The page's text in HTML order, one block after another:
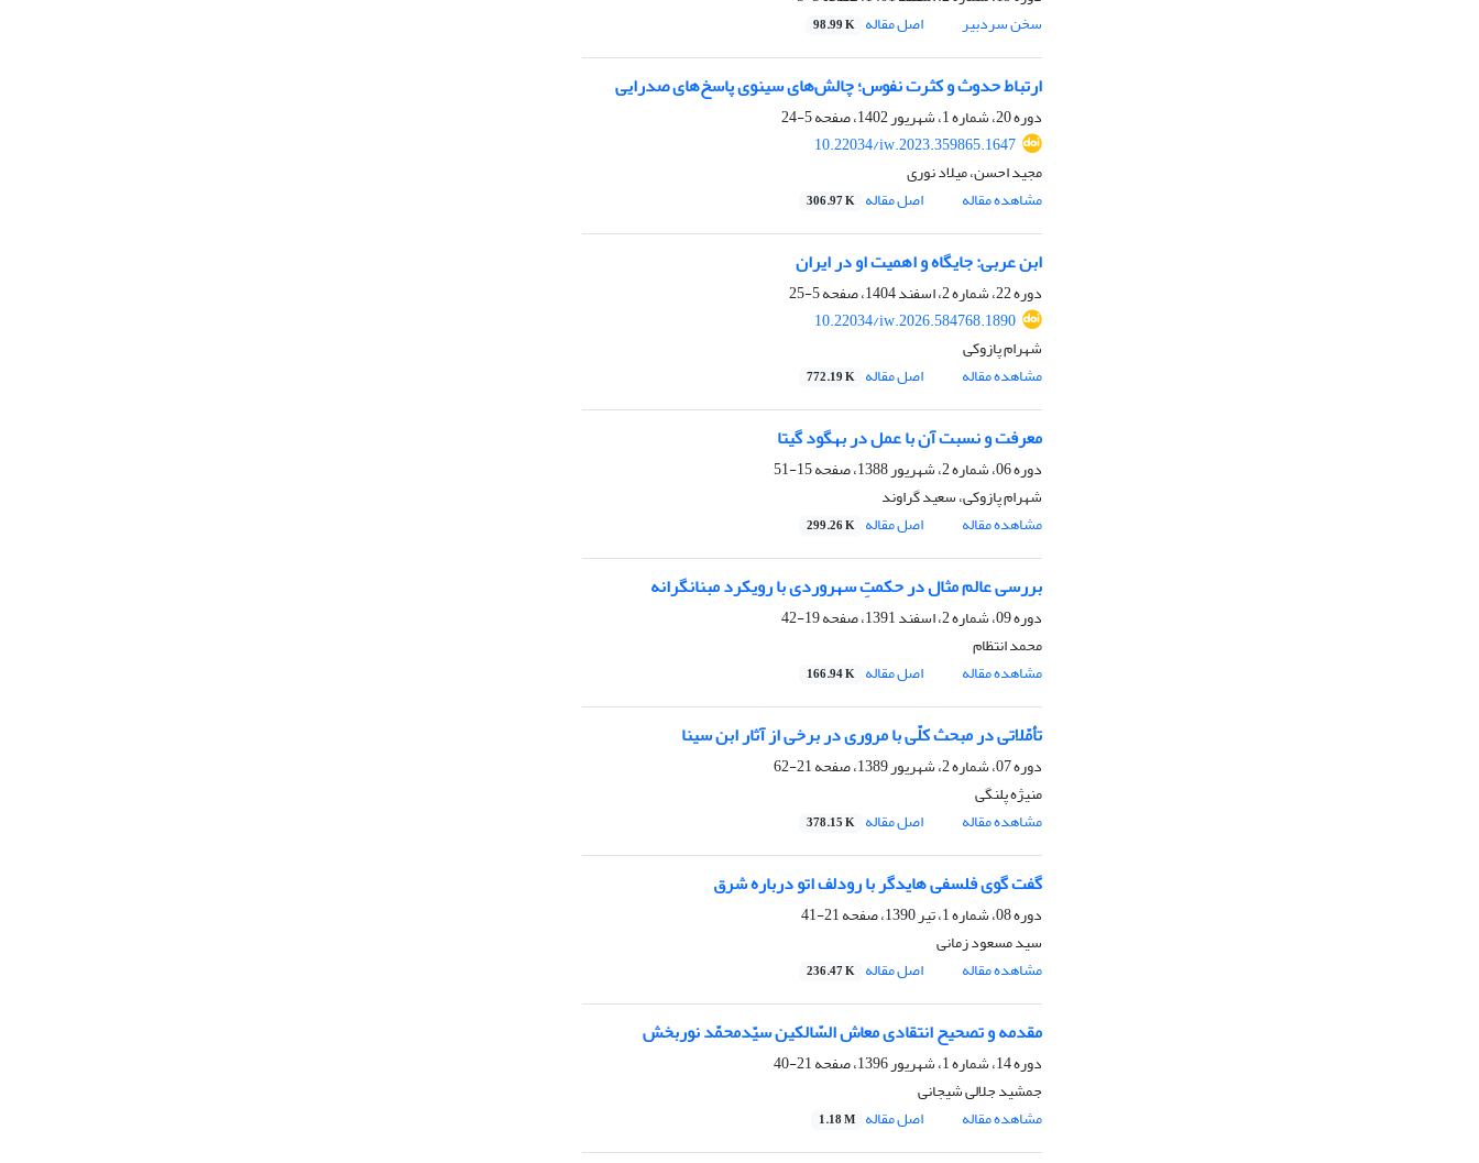
سخن سردبیر
اصل مقاله 98.99 K
ارتباط حدوث و کثرت نفوس؛ چالش‌های سینوی پاسخ‌های صدرایی
دوره 20، شماره 1، شهریور 1402، صفحه
5-24
10.22034/iw.2023.359865.1647
مجید احسن، میلاد نوری
مشاهده مقاله
اصل مقاله 306.97 K
ابن عربی: جایگاه و اهمیت او در ایران
دوره 22، شماره 2، اسفند 1404، صفحه
5-25
10.22034/iw.2026.584768.1890
شهرام پازوکی
مشاهده مقاله
اصل مقاله 772.19 K
معرفت و نسبت آن با عمل در بهگود گیتا
دوره 06، شماره 2، شهریور 1388، صفحه
15-51
شهرام پازوکی، سعید گراوند
مشاهده مقاله
اصل مقاله 299.26 K
بررسی عالم مثال در حکمتِ سهروردی با رویکرد مبنانگرانه
دوره 09، شماره 2، اسفند 1391، صفحه
19-42
محمد انتظام
مشاهده مقاله
اصل مقاله 166.94 K
تأمّلاتی در مبحث کلّی با مروری در برخی از آثار ابن سینا
دوره 07، شماره 2، شهریور 1389، صفحه
21-62
منیژه پلنگی
مشاهده مقاله
اصل مقاله 378.15 K
گفت گوی فلسفی هایدگر با رودلف اتو درباره شرق
دوره 08، شماره 1، تیر 1390، صفحه
21-41
سید مسعود زمانی
مشاهده مقاله
اصل مقاله 236.47 K
مقدمه و تصحیح انتقادی معاش السّالکین سیّدمحمّد نوربخش
دوره 14، شماره 1، شهریور 1396، صفحه
21-40
جمشید جلالی شیجانی
مشاهده مقاله
اصل مقاله 1.18 M